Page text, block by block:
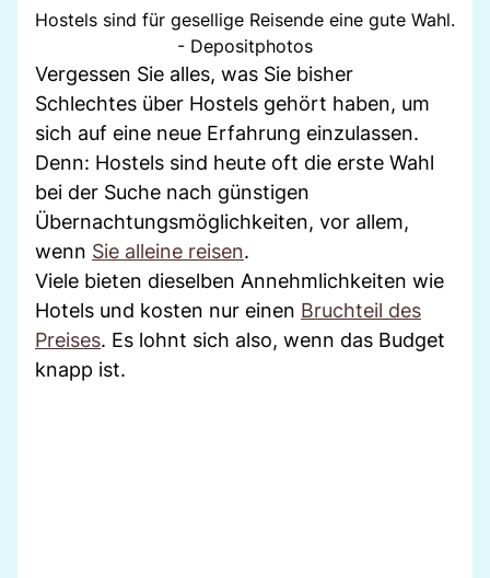
Hostels sind für gesellige Reisende eine gute Wahl.
- Depositphotos
Vergessen Sie alles, was Sie bisher
Schlechtes über Hostels gehört haben, um
sich auf eine neue Erfahrung einzulassen.
Denn: Hostels sind heute oft die erste Wahl
bei der Suche nach günstigen
Übernachtungsmöglichkeiten, vor allem,
wenn Sie alleine reisen.
Viele bieten dieselben Annehmlichkeiten wie
Hotels und kosten nur einen Bruchteil des
Preises. Es lohnt sich also, wenn das Budget
knapp ist.